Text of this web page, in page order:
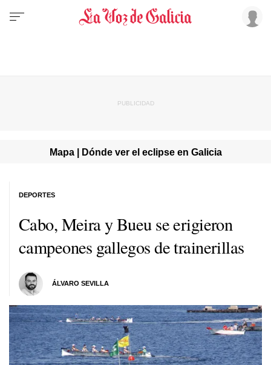
Mapa | Dónde ver el eclipse en Galicia
Cabo, Meira y Bueu se erigieron
campeones gallegos de trainerillas
ÁLVARO SEVILLA
DEPORTES